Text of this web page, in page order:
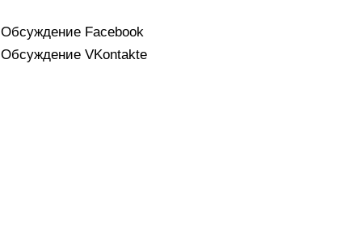
Обсуждение Facebook
Обсуждение VKontakte